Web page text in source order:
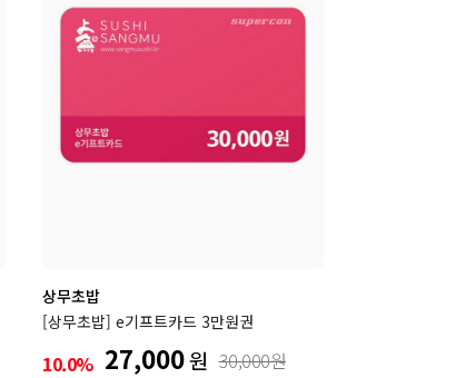
상무초밥
[상무초밥] e기프트카드 3만원권
10.0% 27,000원 30,000원